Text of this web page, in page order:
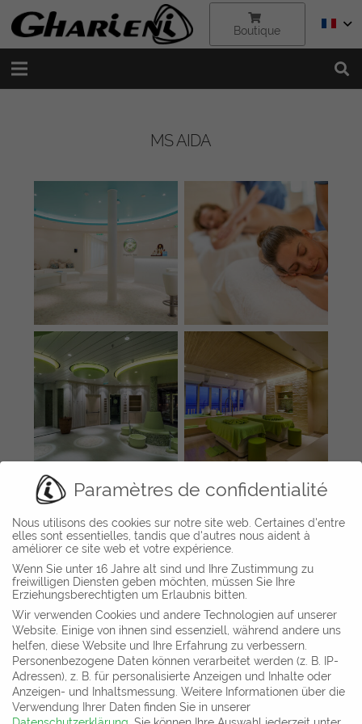
Boutique
MS AIDA
Regenesis Cosmetic
Surgery, Kent Town,
Australia
Norwegian Bliss
Département commercial et salle d´exposition
Gharieni Group GmbH
Gutenbergstr. 40
D-47443 Moers
Allemagne
Paramètres de confidentialité
Nous utilisons des cookies sur notre site web. Certaines d'entre
elles sont essentielles, tandis que d'autres nous aident à
améliorer ce site web et votre expérience.
Wenn Sie unter 16 Jahre alt sind und Ihre Zustimmung zu
freiwilligen Diensten geben möchten, müssen Sie Ihre
Erziehungsberechtigten um Erlaubnis bitten.
Wir verwenden Cookies und andere Technologien auf unserer
Website. Einige von ihnen sind essenziell, während andere uns
helfen, diese Website und Ihre Erfahrung zu verbessern.
Personenbezogene Daten können verarbeitet werden (z. B. IP-
Adressen), z. B. für personalisierte Anzeigen und Inhalte oder
Anzeigen- und Inhaltsmessung. Weitere Informationen über die
Verwendung Ihrer Daten finden Sie in unserer